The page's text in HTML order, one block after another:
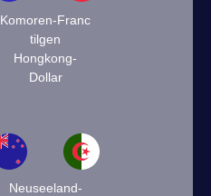
Komoren-Franc
tilgen
Hongkong-
Dollar
Neuseeland-